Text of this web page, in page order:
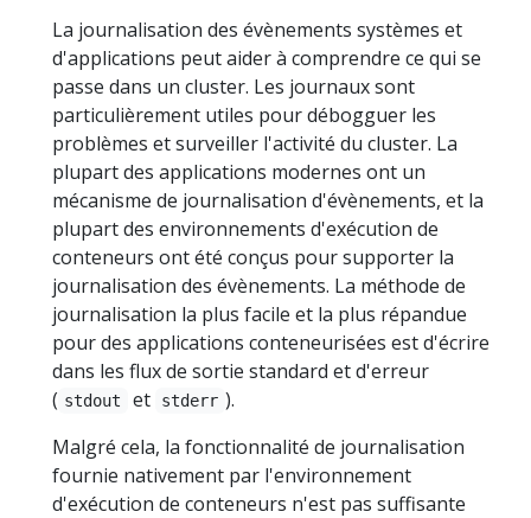
La journalisation des évènements systèmes et
d'applications peut aider à comprendre ce qui se
passe dans un cluster. Les journaux sont
particulièrement utiles pour débogguer les
problèmes et surveiller l'activité du cluster. La
plupart des applications modernes ont un
mécanisme de journalisation d'évènements, et la
plupart des environnements d'exécution de
conteneurs ont été conçus pour supporter la
journalisation des évènements. La méthode de
journalisation la plus facile et la plus répandue
pour des applications conteneurisées est d'écrire
dans les flux de sortie standard et d'erreur
( stdout et stderr ).
Malgré cela, la fonctionnalité de journalisation
fournie nativement par l'environnement
d'exécution de conteneurs n'est pas suffisante